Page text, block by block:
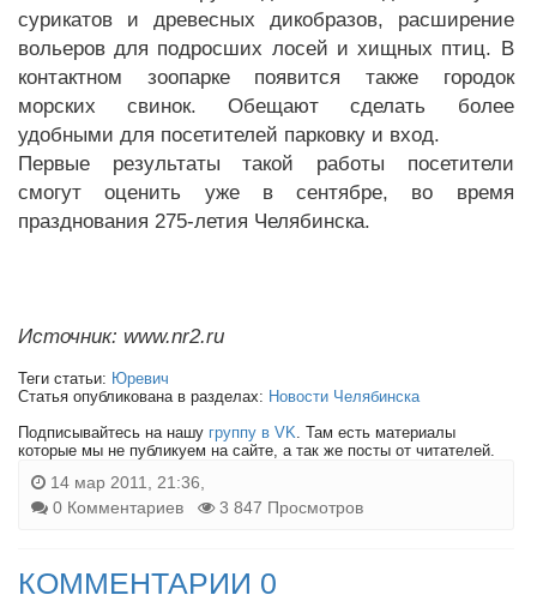
сурикатов и древесных дикобразов, расширение
вольеров для подросших лосей и хищных птиц. В
контактном зоопарке появится также городок
морских свинок. Обещают сделать более
удобными для посетителей парковку и вход.
Первые результаты такой работы посетители
смогут оценить уже в сентябре, во время
празднования 275-летия Челябинска.
Источник: www.nr2.ru
Теги статьи: Юревич
Статья опубликована в разделах: Новости Челябинска
Подписывайтесь на нашу группу в VK. Там есть материалы
которые мы не публикуем на сайте, а так же посты от читателей.
14 мар 2011, 21:36,
0 Комментариев
3 847 Просмотров
КОММЕНТАРИИ 0